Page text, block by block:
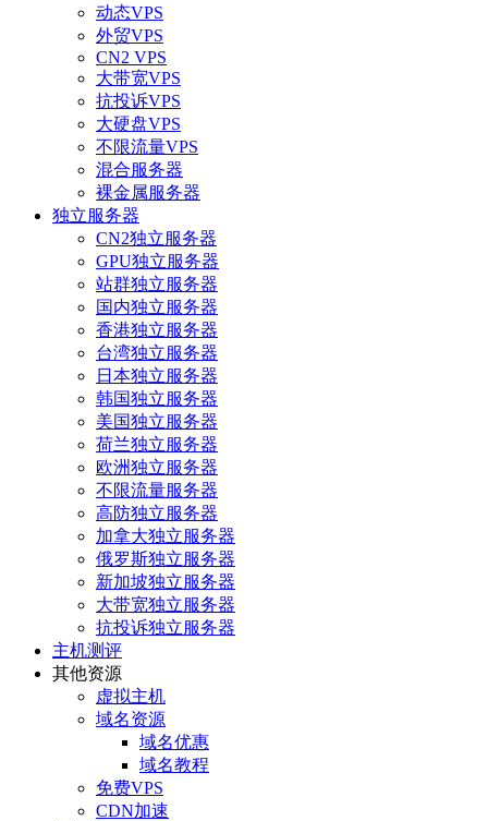
动态VPS
外贸VPS
CN2 VPS
大带宽VPS
抗投诉VPS
大硬盘VPS
不限流量VPS
混合服务器
裸金属服务器
独立服务器
CN2独立服务器
GPU独立服务器
站群独立服务器
国内独立服务器
香港独立服务器
台湾独立服务器
日本独立服务器
韩国独立服务器
美国独立服务器
荷兰独立服务器
欧洲独立服务器
不限流量服务器
高防独立服务器
加拿大独立服务器
俄罗斯独立服务器
新加坡独立服务器
大带宽独立服务器
抗投诉独立服务器
主机测评
其他资源
虚拟主机
域名资源
域名优惠
域名教程
免费VPS
CDN加速